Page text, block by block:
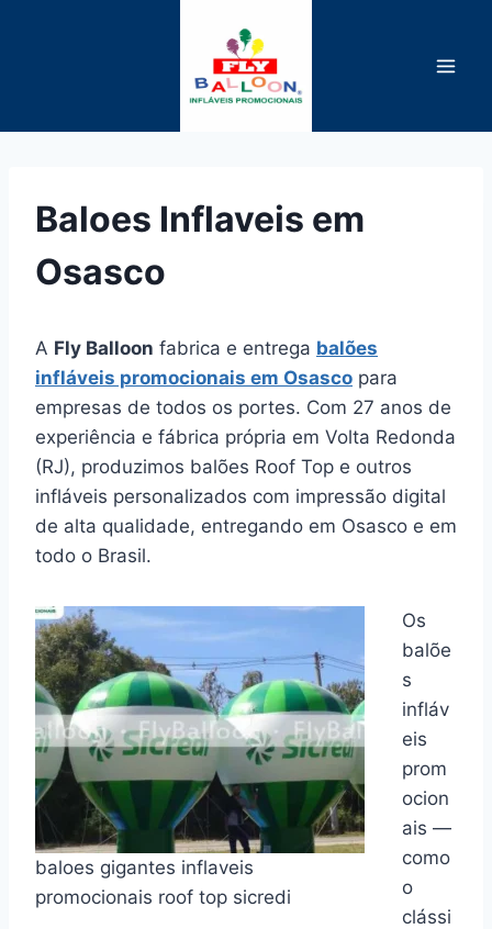
Baloes Inflaveis em
Osasco
A Fly Balloon fabrica e entrega balões
infláveis promocionais em Osasco para
empresas de todos os portes. Com 27 anos de
experiência e fábrica própria em Volta Redonda
(RJ), produzimos balões Roof Top e outros
infláveis personalizados com impressão digital
de alta qualidade, entregando em Osasco e em
todo o Brasil.
baloes gigantes inflaveis
promocionais roof top sicredi
Os
balõe
s
infláv
eis
prom
ocion
ais —
como
o
clássi